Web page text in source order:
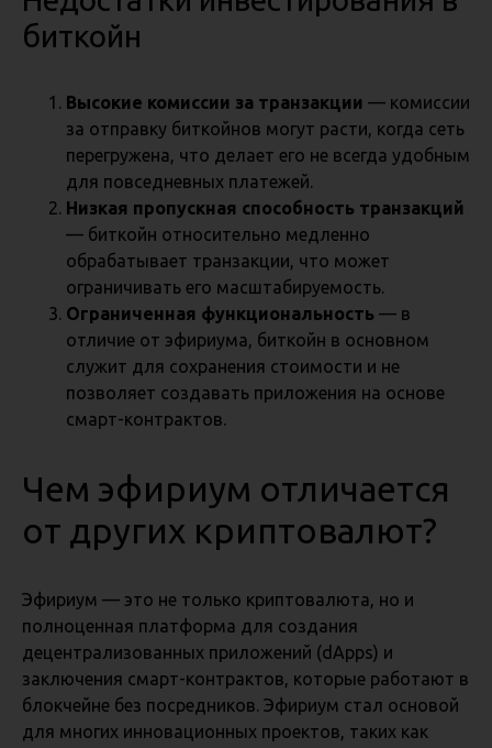
биткойн
Высокие комиссии за транзакции — комиссии
за отправку биткойнов могут расти, когда сеть
перегружена, что делает его не всегда удобным
для повседневных платежей.
Низкая пропускная способность транзакций
— биткойн относительно медленно
обрабатывает транзакции, что может
ограничивать его масштабируемость.
Ограниченная функциональность — в
отличие от эфириума, биткойн в основном
служит для сохранения стоимости и не
позволяет создавать приложения на основе
смарт-контрактов.
Чем эфириум отличается
от других криптовалют?
Эфириум — это не только криптовалюта, но и
полноценная платформа для создания
децентрализованных приложений (dApps) и
заключения смарт-контрактов, которые работают в
блокчейне без посредников. Эфириум стал основой
для многих инновационных проектов, таких как